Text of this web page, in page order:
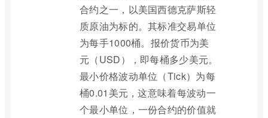
合约之一，以美国西德克萨斯轻
质原油为标的。其标准交易单位
为每手1000桶。报价货币为美
元（USD），即每桶多少美元。
最小价格波动单位（Tick）为每
桶0.01美元，这意味着每波动一
个最小单位，一份合约的价值就